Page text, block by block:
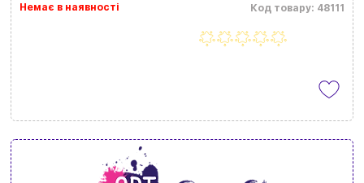
Код товару: 48111
Немає в наявності